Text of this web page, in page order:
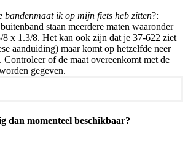
bandenmaat ik op mijn fiets heb zitten?:
staan meerdere maten waaronder
x 1.3/8. Het kan ook zijn dat je 37-622 ziet
aanduiding) maar komt op hetzelfde neer
of de maat overeenkomt met de
gegeven.
dan momenteel beschikbaar?